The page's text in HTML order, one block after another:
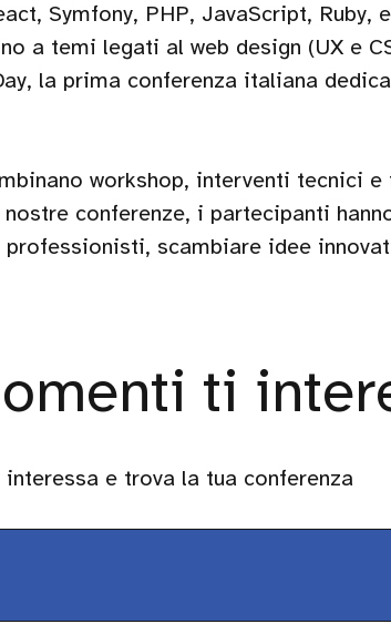
Symfony, PHP, JavaScript, Ruby,
a temi legati al web design (UX e
la prima conferenza italiana
workshop, interventi tecnici
conferenze, i partecipanti
scambiare idee
ti
e trova la tua conferenza